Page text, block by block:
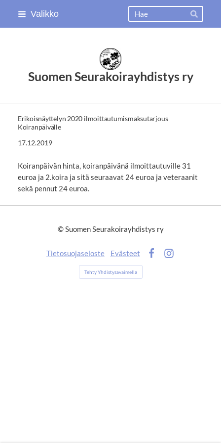
Siirry
Valikko
Hae
Suomen Seurakoirayhdistys ry
Erikoisnäyttelyn 2020 ilmoittautumismaksutarjous
Koiranpäivälle
17.12.2019
Koiranpäivän hinta, koiranpäivänä ilmoittautuville 31
euroa ja 2.koira ja sitä seuraavat 24 euroa ja veteraanit
sekä pennut 24 euroa.
©Suomen Seurakoirayhdistys ry
Tietosuojaseloste
Evästeet
Tehty Yhdistysavaimella